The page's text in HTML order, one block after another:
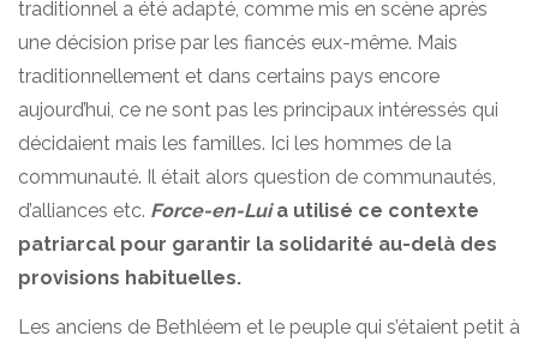
traditionnel a été adapté, comme mis en scène après
une décision prise par les fiancés eux-même. Mais
traditionnellement et dans certains pays encore
aujourd’hui, ce ne sont pas les principaux intéressés qui
décidaient mais les familles. Ici les hommes de la
communauté. Il était alors question de communautés,
d’alliances etc. Force-en-Luia utilisé ce contexte
patriarcal pour garantir la solidarité au-delà des
provisions habituelles.
Les anciens de Bethléem et le peuple qui s’étaient petit à